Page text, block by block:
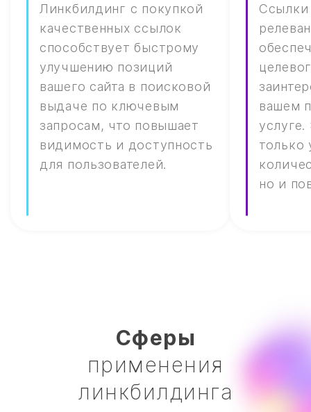
Линкбилдинг с покупкой
качественных ссылок
способствует быстрому
улучшению позиций
вашего сайта в поисковой
выдаче по ключевым
запросам, что повышает
видимость и доступность
для пользователей.
Ссылки
вашем
только
но и
Cферы
применения
линкбилдинга